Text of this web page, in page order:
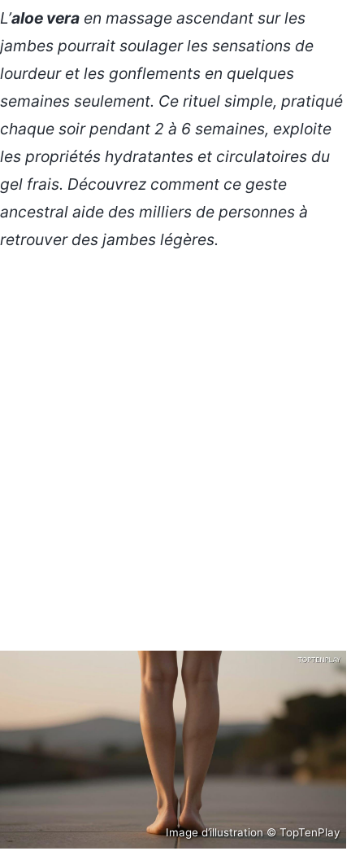
L’aloe vera en massage ascendant sur les
jambes pourrait soulager les sensations de
lourdeur et les gonflements en quelques
semaines seulement. Ce rituel simple, pratiqué
chaque soir pendant 2 à 6 semaines, exploite
les propriétés hydratantes et circulatoires du
gel frais. Découvrez comment ce geste
ancestral aide des milliers de personnes à
retrouver des jambes légères.
Image d’illustration © TopTenPlay